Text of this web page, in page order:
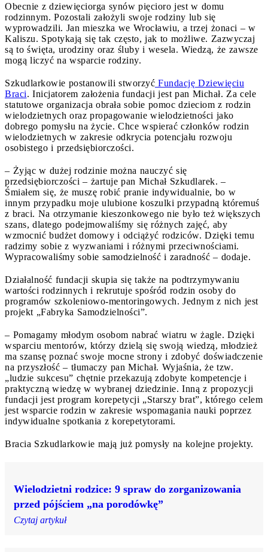
Obecnie z dziewięciorga synów pięcioro jest w domu
rodzinnym. Pozostali założyli swoje rodziny lub się
wyprowadzili. Jan mieszka we Wrocławiu, a trzej żonaci – w
Kaliszu. Spotykają się tak często, jak to możliwe. Zazwyczaj
są to święta, urodziny oraz śluby i wesela. Wiedzą, że zawsze
mogą liczyć na wsparcie rodziny.
Szkudlarkowie postanowili stworzyć Fundację Dziewięciu
Braci. Inicjatorem założenia fundacji jest pan Michał. Za cele
statutowe organizacja obrała sobie pomoc dzieciom z rodzin
wielodzietnych oraz propagowanie wielodzietności jako
dobrego pomysłu na życie. Chce wspierać członków rodzin
wielodzietnych w zakresie odkrycia potencjału rozwoju
osobistego i przedsiębiorczości.
– Żyjąc w dużej rodzinie można nauczyć się
przedsiębiorczości – żartuje pan Michał Szkudlarek. –
Śmiałem się, że muszę robić pranie indywidualnie, bo w
innym przypadku moje ulubione koszulki przypadną któremuś
z braci. Na otrzymanie kieszonkowego nie było też większych
szans, dlatego podejmowaliśmy się różnych zajęć, aby
wzmocnić budżet domowy i odciążyć rodziców. Dzięki temu
radzimy sobie z wyzwaniami i różnymi przeciwnościami.
Wypracowaliśmy sobie samodzielność i zaradność – dodaje.
Działalność fundacji skupia się także na podtrzymywaniu
wartości rodzinnych i rekrutuje spośród rodzin osoby do
programów szkoleniowo-mentoringowych. Jednym z nich jest
projekt „Fabryka Samodzielności”.
– Pomagamy młodym osobom nabrać wiatru w żagle. Dzięki
wsparciu mentorów, którzy dzielą się swoją wiedzą, młodzież
ma szansę poznać swoje mocne strony i zdobyć doświadczenie
na przyszłość – tłumaczy pan Michał. Wyjaśnia, że tzw.
„ludzie sukcesu” chętnie przekazują zdobyte kompetencje i
praktyczną wiedzę w wybranej dziedzinie. Inną z propozycji
fundacji jest program korepetycji „Starszy brat”, którego celem
jest wsparcie rodzin w zakresie wspomagania nauki poprzez
indywidualne spotkania z korepetytorami.
Bracia Szkudlarkowie mają już pomysły na kolejne projekty.
Wielodzietni rodzice: 9 spraw do zorganizowania
przed pójściem „na porodówkę”
Czytaj artykuł